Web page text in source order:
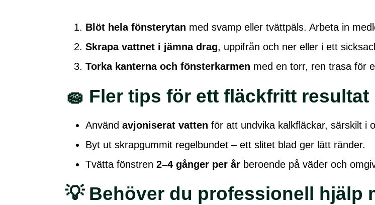
Blöt hela fönsterytan med svamp eller tvättpäls. Arbeta in
Skrapa vattnet i jämna drag, uppifrån och ner eller i ett
Torka kanterna och fönsterkarmen med en torr, ren trasa för
🧽 Fler tips för ett fläckfritt resultat
Använd avjoniserat vatten för att undvika kalkfläckar, särskilt i
Byt ut skrapgummit regelbundet – ett slitet blad ger lätt ränder.
Tvätta fönstren 2–4 gånger per årberoende på väder och
💡 Behöver du professionell hjälp